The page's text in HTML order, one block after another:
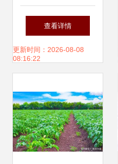
2016年秋冬季森林
执法与病虫害防治
查看详情
更新时间：2026-08-08
08:16:22